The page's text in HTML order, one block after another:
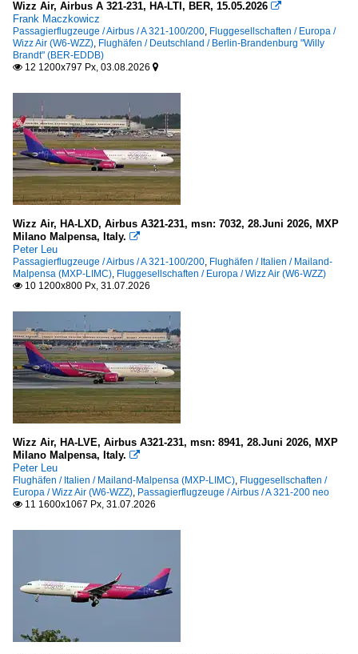
Billund (BLL-EHBI)
Deutschland
Dortmund (DTM-EDLW)
Frankfurt am Main (FRA-EDDF)
Frankfurt-Hahn (HHN-EDFH)
Friedrichshafen (FDH-EDNY)
Hamburg "Helmut Schmidt" (HAM-EDDH)
Köln/Bonn (CGN-EDDK)
Leipzig/Halle (LEJ-EDDP)
Lübeck-Blankensee (LBC-EDHL)
Frankreich
Toulouse-Blagnac (TLS-LFBO)
Italien
Bergamo (BGY-LIME)
Mailand-Malpensa (MXP-LIMC)
Malta
2010
2011
2012
2013
2014
2015
2016
2017
2018
2020
2020
2023
2024
2025
2026
Wizz Air, Airbus A 321-231, HA-LTI, BER, 15.05.2026 
Frank Maczkowicz
Passagierflugzeuge / Airbus / A 321-100/200, Fluggesellschaften / Europa /
Wizz Air (W6-WZZ), Flughäfen / Deutschland / Berlin-Brandenburg "Willy
Brandt" (BER-EDDB)
 12 1200x797 Px, 03.08.2026 
Wizz Air, HA-LXD, Airbus A321-231, msn: 7032, 28.Juni 2026, MXP
Milano Malpensa, Italy. 
Peter Leu
Passagierflugzeuge / Airbus / A 321-100/200, Flughäfen / Italien / Mailand-
Malpensa (MXP-LIMC), Fluggesellschaften / Europa / Wizz Air (W6-WZZ)
 10 1200x800 Px, 31.07.2026
Wizz Air, HA-LVE, Airbus A321-231, msn: 8941, 28.Juni 2026, MXP
Milano Malpensa, Italy. 
Peter Leu
Flughäfen / Italien / Mailand-Malpensa (MXP-LIMC), Fluggesellschaften /
Europa / Wizz Air (W6-WZZ), Passagierflugzeuge / Airbus / A 321-200 neo
 11 1600x1067 Px, 31.07.2026